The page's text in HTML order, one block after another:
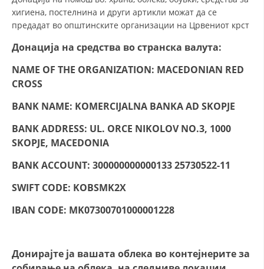
ОРГАНИЗАЦИЈА И РАЗВОЈ
ПРОМОЦИЈА НА ХУМАНИ ВРЕДНОСТИ
хигиена, постелнина и други артикли можат да се
предадат во општинските организации на Црвениот крст
Донација на средства во странска валута:
NAME OF THE ORGANIZATION: MACEDONIAN RED
CROSS
BANK NAME: KOMERCIJALNA BANKA AD SKOPJE
BANK ADDRESS: UL. ORCE NIKOLOV NO.3, 1000
SKOPJE, MACEDONIA
BANK ACCOUNT: 300000000000133 25730522-11
SWIFT CODE: KOBSMK2X
IBAN CODE: MK07300701000001228
Донирајте ја вашата облека во контејнерите за